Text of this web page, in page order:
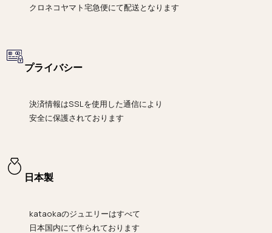
クロネコヤマト宅急便にて配送となります
プライバシー
決済情報はSSLを使用した通信により
安全に保護されております
日本製
kataokaのジュエリーはすべて
日本国内にて作られております